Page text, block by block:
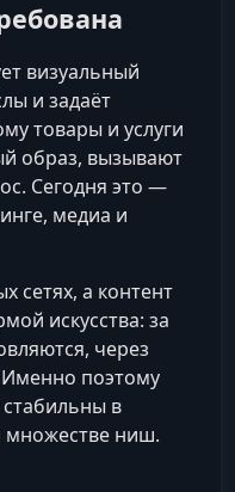
визуальный
и задаёт
товары и услуги
образ, вызывают
Сегодня это —
медиа и
сетях, а контент
искусства: за
через
поэтому
в
множестве ниш.